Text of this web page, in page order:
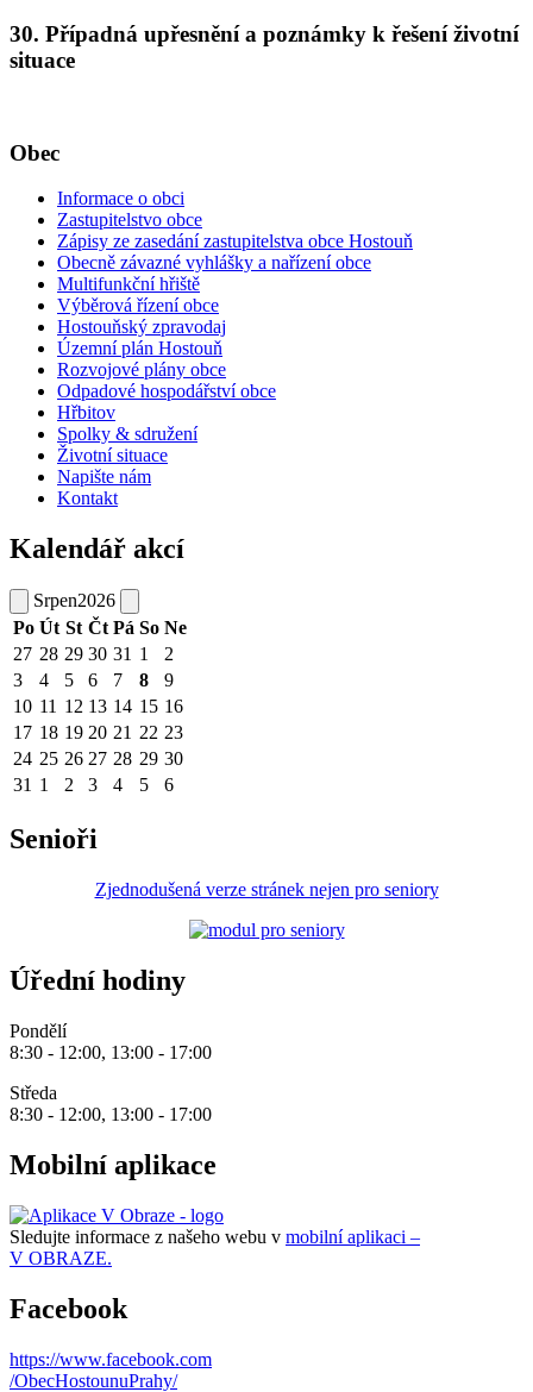
30. Případná upřesnění a poznámky k řešení životní
situace
Obec
Informace o obci
Zastupitelstvo obce
Zápisy ze zasedání zastupitelstva obce Hostouň
Obecně závazné vyhlášky a nařízení obce
Multifunkční hřiště
Výběrová řízení obce
Hostouňský zpravodaj
Územní plán Hostouň
Rozvojové plány obce
Odpadové hospodářství obce
Hřbitov
Spolky & sdružení
Životní situace
Napište nám
Kontakt
Kalendář akcí
Srpen2026
Po Út St Čt Pá So Ne
27 28 29 30 31 1
2
3
4 5 6 7 8
9
10 11 12 13 14 15 16
17 18 19 20 21 22 23
24 25 26 27 28 29 30
31 1 2 3 4 5 6
Senioři
Zjednodušená verze stránek nejen pro seniory
Úřední hodiny
Pondělí
8:30 - 12:00, 13:00 - 17:00
Středa
8:30 - 12:00, 13:00 - 17:00
Mobilní aplikace
Sledujte informace z našeho webu v mobilní aplikaci –
V OBRAZE.
Facebook
https://www.facebook.com
/ObecHostounuPrahy/